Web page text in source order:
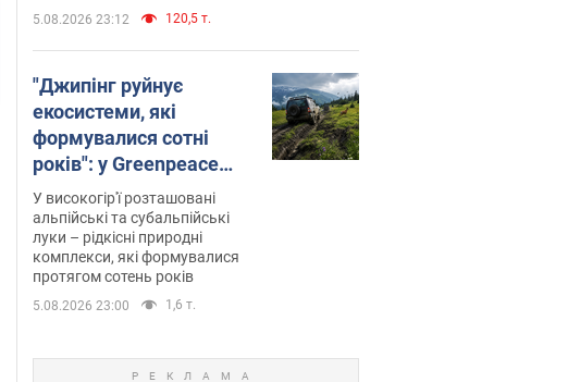
5.08.2026 23:12 120,5 т.
"Джипінг руйнує
екосистеми, які
формувалися сотні
років": у Greenpeace
забили на сполох
У високогір'ї розташовані
альпійські та субальпійські
луки – рідкісні природні
комплекси, які формувалися
протягом сотень років
5.08.2026 23:00 1,6 т.